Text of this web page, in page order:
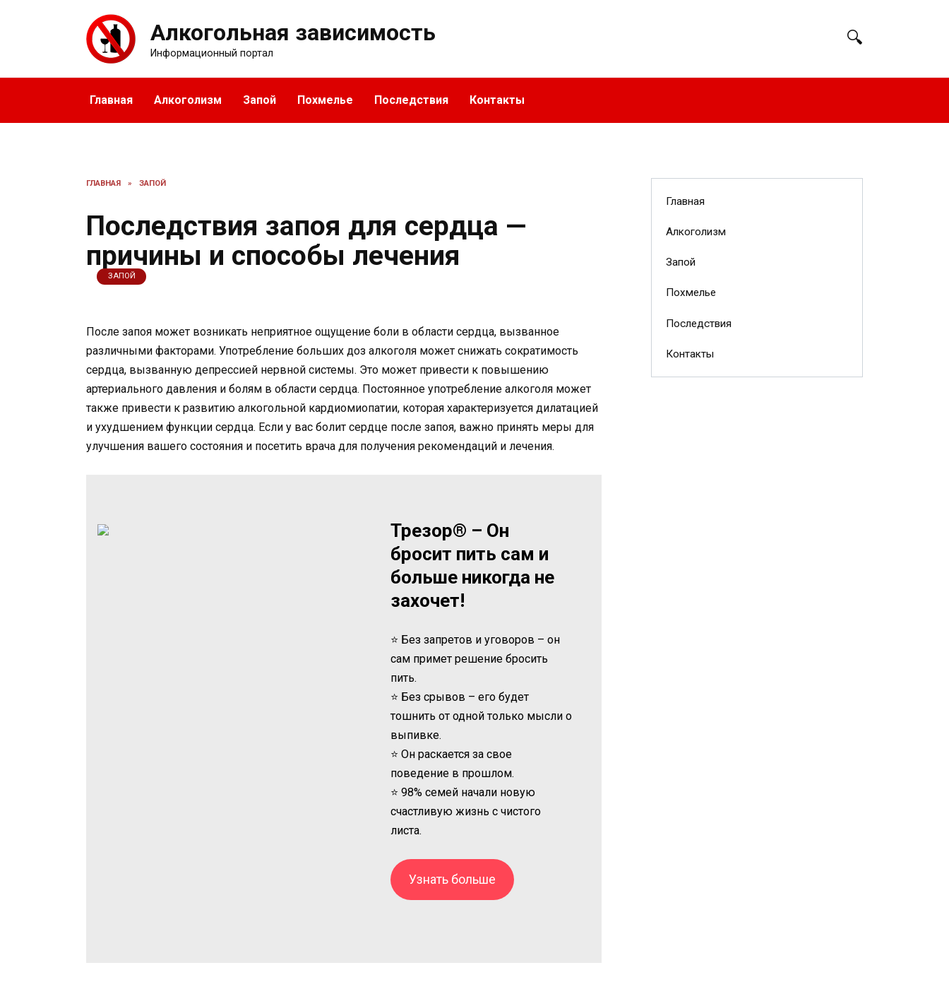
Алкогольная зависимость
Информационный портал
Главная Алкоголизм Запой Похмелье Последствия Контакты
ГЛАВНАЯ » ЗАПОЙ
Последствия запоя для сердца —
причины и способы лечения
ЗАПОЙ
После запоя может возникать неприятное ощущение боли в области сердца, вызванное
различными факторами. Употребление больших доз алкоголя может снижать сократимость
сердца, вызванную депрессией нервной системы. Это может привести к повышению
артериального давления и болям в области сердца. Постоянное употребление алкоголя может
также привести к развитию алкогольной кардиомиопатии, которая характеризуется дилатацией
и ухудшением функции сердца. Если у вас болит сердце после запоя, важно принять меры для
улучшения вашего состояния и посетить врача для получения рекомендаций и лечения.
Трезор® – Он
бросит пить сам и
больше никогда не
захочет!
⭐ Без запретов и уговоров – он
сам примет решение бросить
пить.
⭐ Без срывов – его будет
тошнить от одной только мысли о
выпивке.
⭐ Он раскается за свое
поведение в прошлом.
⭐ 98% семей начали новую
счастливую жизнь с чистого
листа.
Узнать больше
Главная
Алкоголизм
Запой
Похмелье
Последствия
Контакты